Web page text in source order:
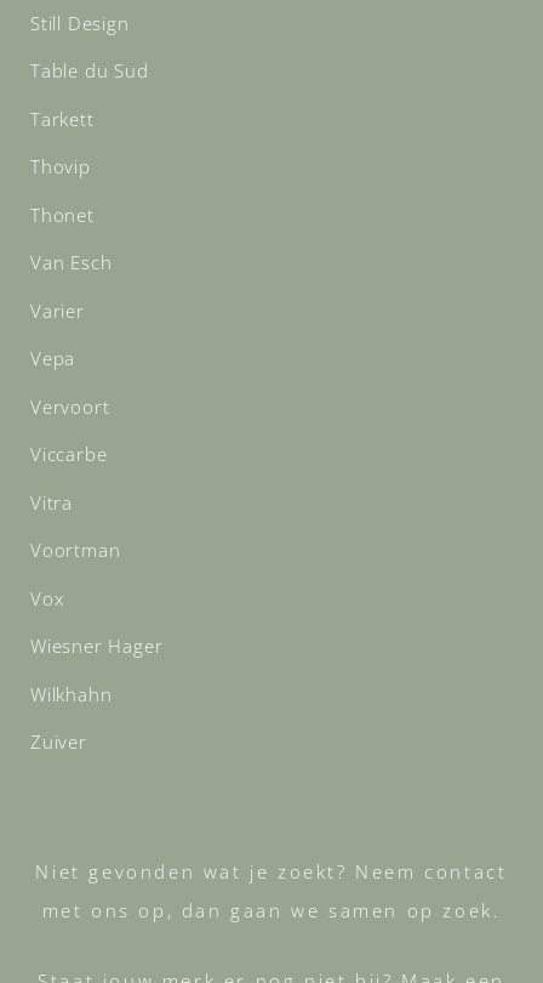
Still Design
Table du Sud
Tarkett
Thovip
Thonet
Van Esch
Varier
Vepa
Vervoort
Viccarbe
Vitra
Voortman
Vox
Wiesner Hager
Wilkhahn
Zuiver
Niet gevonden wat je zoekt? Neem contact
met ons op, dan gaan we samen op zoek.